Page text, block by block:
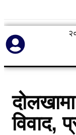
विवाद,